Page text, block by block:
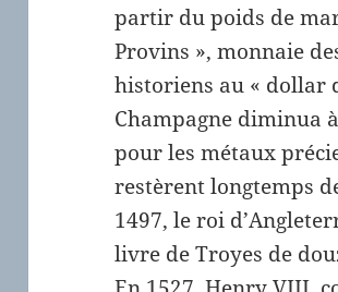
partir du poids de
Provins », monnaie
historiens au « dollar
Champagne diminua
pour les métaux
restèrent longtemps
1497, le roi
livre de Troyes de